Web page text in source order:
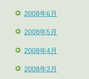
2008年6月
2008年5月
2008年4月
2008年3月